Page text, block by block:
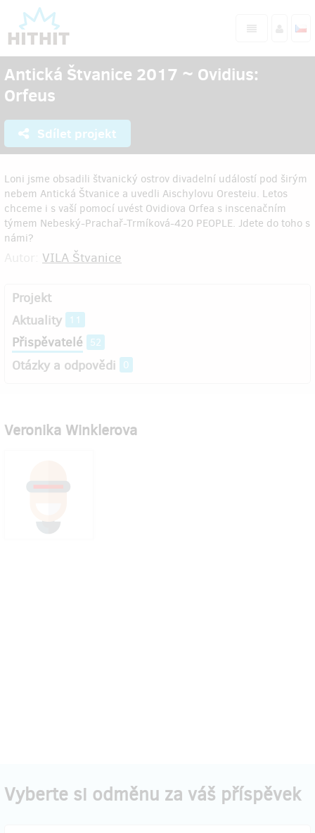
Antická Štvanice 2017 ~ Ovidius:
Orfeus
Sdílet projekt
Loni jsme obsadili štvanický ostrov divadelní událostí pod širým
nebem Antická Štvanice a uvedli Aischylovu Oresteiu. Letos
chceme i s vaší pomocí uvést Ovidiova Orfea s inscenačním
týmem Nebeský-Prachař-Trmíková-420 PEOPLE. Jdete do toho s
námi?
VILA Štvanice
Projekt
Aktuality
11
Přispěvatelé 52
Otázky a odpovědi 0
Veronika Winklerova
Vyberte si odměnu za váš příspěvek